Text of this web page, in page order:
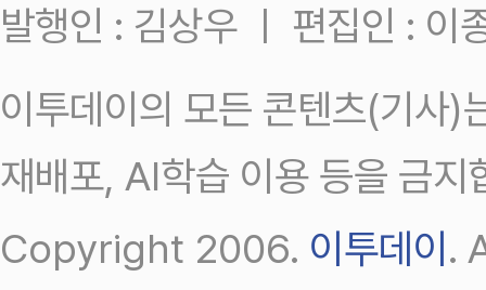
발행인 : 김상우 ㅣ 편집인 : 이
이투데이의 모든 콘텐츠(기사)
재배포, AI학습 이용 등을 금지
Copyright 2006. 이투데이 .